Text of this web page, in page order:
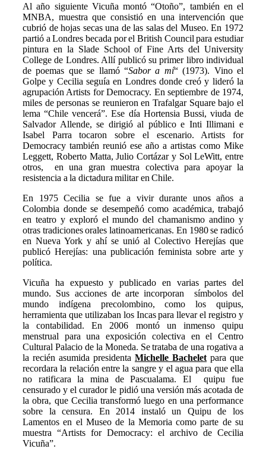
Al año siguiente Vicuña montó “Otoño”, también en el
MNBA, muestra que consistió en una intervención que
cubrió de hojas secas una de las salas del Museo. En 1972
partió a Londres becada por el British Council para estudiar
pintura en la Slade School of Fine Arts del University
College de Londres. Allí publicó su primer libro individual
de poemas que se llamó “Sabor a mí“ (1973). Vino el
Golpe y Cecilia seguía en Londres donde creó y lideró la
agrupación Artists for Democracy. En septiembre de 1974,
miles de personas se reunieron en Trafalgar Square bajo el
lema “Chile vencerá”. Ese día Hortensia Bussi, viuda de
Salvador Allende, se dirigió al público e Inti Illimani e
Isabel Parra tocaron sobre el escenario. Artists for
Democracy también reunió ese año a artistas como Mike
Leggett, Roberto Matta, Julio Cortázar y Sol LeWitt, entre
otros, en una gran muestra colectiva para apoyar la
resistencia a la dictadura militar en Chile.
En 1975 Cecilia se fue a vivir durante unos años a
Colombia donde se desempeñó como académica, trabajó
en teatro y exploró el mundo del chamanismo andino y
otras tradiciones orales latinoamericanas. En 1980 se radicó
en Nueva York y ahí se unió al Colectivo Herejías que
publicó Herejías: una publicación feminista sobre arte y
política.
Vicuña ha expuesto y publicado en varias partes del
mundo. Sus acciones de arte incorporan símbolos del
mundo indígena precolombino, como los quipus,
herramienta que utilizaban los Incas para llevar el registro y
la contabilidad. En 2006 montó un inmenso quipu
menstrual para una exposición colectiva en el Centro
Cultural Palacio de la Moneda. Se trataba de una rogativa a
la recién asumida presidenta Michelle Bachelet para que
recordara la relación entre la sangre y el agua para que ella
no ratificara la mina de Pascualama. El quipu fue
censurado y el curador le pidió una versión más acotada de
la obra, que Cecilia transformó luego en una performance
sobre la censura. En 2014 instaló un Quipu de los
Lamentos en el Museo de la Memoria como parte de su
muestra “Artists for Democracy: el archivo de Cecilia
Vicuña”.